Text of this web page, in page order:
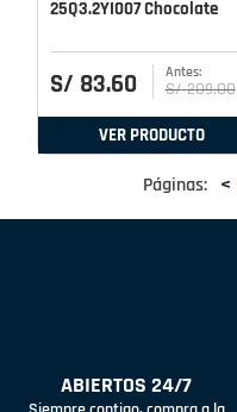
25Q3.2YI007 Chocolate
S/ 83.60 S/ 209.00
VER PRODUCTO
Páginas: <
ABIERTOS 24/7